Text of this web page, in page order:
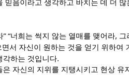
믿음이라고 생각하고 바치는 데 더
” “너희는 썩지 않는 열매를 맺어라, 그
서 자신이 원하는 것을 얻기 위하여
각하는 것입니다.
자신의 지위를 지탱시키고 현상 유